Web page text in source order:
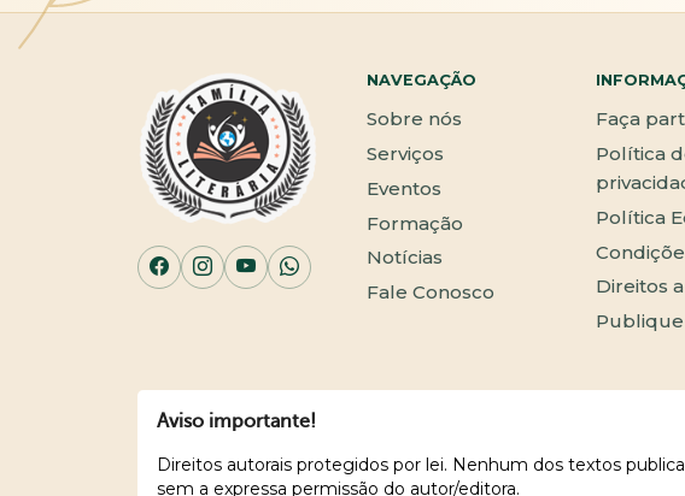
NAVEGAÇÃO
Sobre nós
Serviços
Eventos
Formação
Notícias
Fale Conosco
Faça
Política
Política
Direitos
Aviso importante!
Direitos autorais protegidos por lei. Nenhum dos textos
sem a expressa permissão do autor/editora.